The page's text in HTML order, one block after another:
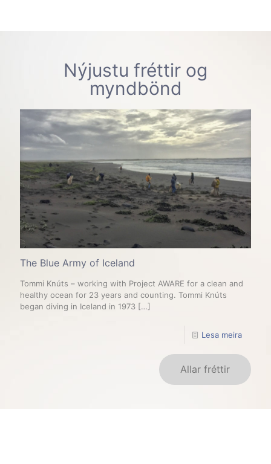
Nýjustu fréttir og
myndbönd
The Blue Army of Iceland
Tommi Knúts – working with Project AWARE for a clean and
healthy ocean for 23 years and counting. Tommi Knúts
began diving in Iceland in 1973 […]
Lesa meira
Allar fréttir